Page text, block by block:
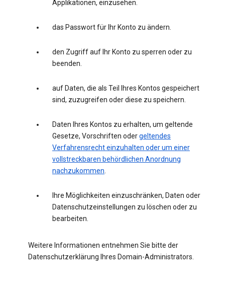
Applikationen, einzusehen.
das Passwort für Ihr Konto zu ändern.
den Zugriff auf Ihr Konto zu sperren oder zu
beenden.
auf Daten, die als Teil Ihres Kontos gespeichert
sind, zuzugreifen oder diese zu speichern.
Daten Ihres Kontos zu erhalten, um geltende
Gesetze, Vorschriften odergeltendes
Verfahrensrecht einzuhalten oder um einer
vollstreckbaren behördlichen Anordnung
nachzukommen.
Ihre Möglichkeiten einzuschränken, Daten oder
Datenschutzeinstellungen zu löschen oder zu
bearbeiten.
Weitere Informationen entnehmen Sie bitte der
Datenschutzerklärung Ihres Domain-Administrators.